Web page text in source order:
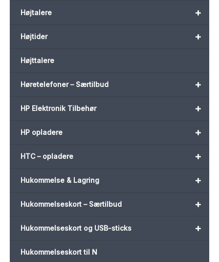
+
Højtalere
+
Højtider
Højttalere
+
Høretelefoner – Særtilbud
+
HP Elektronik Tilbehør
+
HP opladere
+
HTC – opladere
+
Hukommelse & Lagring
+
Hukommelseskort – Særtilbud
+
Hukommelseskort og USB-sticks
Hukommelseskort til N